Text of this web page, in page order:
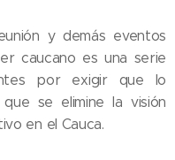
y demás eventos
caucano es una serie
por exigir que lo
se elimine la visión
en el Cauca.